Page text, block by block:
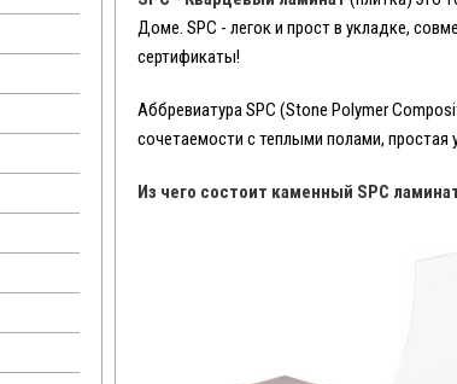
Доме. SPC - легок и прост в укладке,
сертификаты!
Аббревиатура SPC (Stone Polymer
сочетаемости с теплыми полами, простая
Из чего состоит каменный SPC